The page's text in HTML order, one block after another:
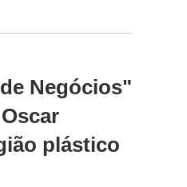
Negócios"
plástico